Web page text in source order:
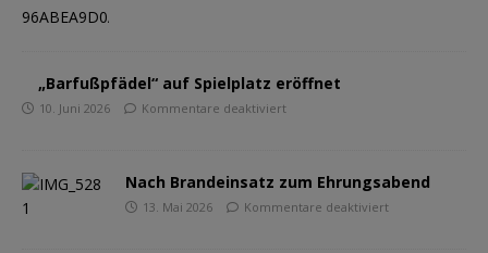
„Barfußpfädel“ auf Spielplatz eröffnet
10. Juni 2026 Kommentare deaktiviert
Nach Brandeinsatz zum Ehrungsabend
13. Mai 2026 Kommentare deaktiviert